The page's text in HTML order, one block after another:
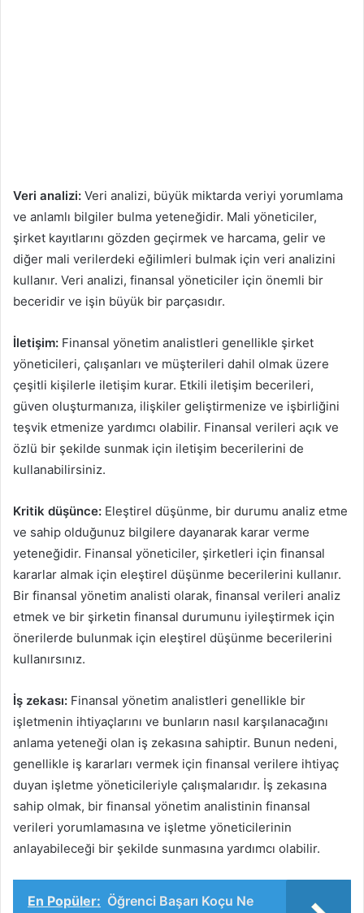
Veri analizi: Veri analizi, büyük miktarda veriyi yorumlama
ve anlamlı bilgiler bulma yeteneğidir. Mali yöneticiler,
şirket kayıtlarını gözden geçirmek ve harcama, gelir ve
diğer mali verilerdeki eğilimleri bulmak için veri analizini
kullanır. Veri analizi, finansal yöneticiler için önemli bir
beceridir ve işin büyük bir parçasıdır.
İletişim: Finansal yönetim analistleri genellikle şirket
yöneticileri, çalışanları ve müşterileri dahil olmak üzere
çeşitli kişilerle iletişim kurar. Etkili iletişim becerileri,
güven oluşturmanıza, ilişkiler geliştirmenize ve işbirliğini
teşvik etmenize yardımcı olabilir. Finansal verileri açık ve
özlü bir şekilde sunmak için iletişim becerilerini de
kullanabilirsiniz.
Kritik düşünce: Eleştirel düşünme, bir durumu analiz etme
ve sahip olduğunuz bilgilere dayanarak karar verme
yeteneğidir. Finansal yöneticiler, şirketleri için finansal
kararlar almak için eleştirel düşünme becerilerini kullanır.
Bir finansal yönetim analisti olarak, finansal verileri analiz
etmek ve bir şirketin finansal durumunu iyileştirmek için
önerilerde bulunmak için eleştirel düşünme becerilerini
kullanırsınız.
İş zekası: Finansal yönetim analistleri genellikle bir
işletmenin ihtiyaçlarını ve bunların nasıl karşılanacağını
anlama yeteneği olan iş zekasına sahiptir. Bunun nedeni,
genellikle iş kararları vermek için finansal verilere ihtiyaç
duyan işletme yöneticileriyle çalışmalarıdır. İş zekasına
sahip olmak, bir finansal yönetim analistinin finansal
verileri yorumlamasına ve işletme yöneticilerinin
anlayabileceği bir şekilde sunmasına yardımcı olabilir.
En Popüler: Öğrenci Başarı Koçu Ne